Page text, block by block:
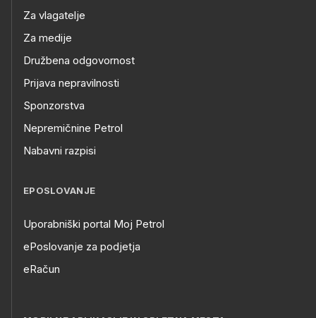
Za vlagatelje
Za medije
Družbena odgovornost
Prijava nepravilnosti
Sponzorstva
Nepremičnine Petrol
Nabavni razpisi
EPOSLOVANJE
Uporabniški portal Moj Petrol
ePoslovanje za podjetja
eRačun